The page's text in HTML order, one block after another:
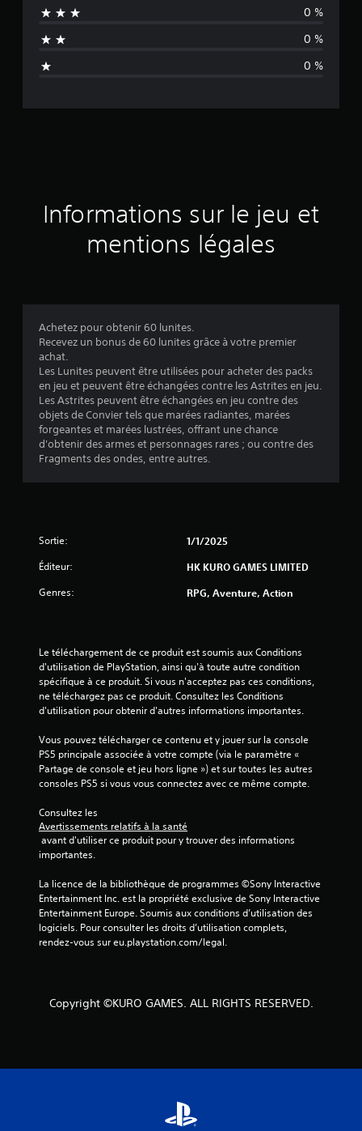
n
n
d
a
s
5
é
t
l
s
u
r
5
(
v
i
0 %
0 %
0 %
Informations sur le jeu et
mentions légales
Achetez pour obtenir 60 lunites.
Recevez un bonus de 60 lunites grâce à votre premier
achat.
Les Lunites peuvent être utilisées pour acheter des packs
en jeu et peuvent être échangées contre les Astrites en jeu.
Les Astrites peuvent être échangées en jeu contre des
objets de Convier tels que marées radiantes, marées
forgeantes et marées lustrées, offrant une chance
d'obtenir des armes et personnages rares ; ou contre des
Fragments des ondes, entre autres.
Sortie: 1/1/2025
Éditeur: HK KURO GAMES LIMITED
Genres: RPG, Aventure, Action
Le téléchargement de ce produit est soumis aux Conditions
d'utilisation de PlayStation, ainsi qu'à toute autre condition
spécifique à ce produit. Si vous n'acceptez pas ces conditions,
ne téléchargez pas ce produit. Consultez les Conditions
d'utilisation pour obtenir d'autres informations importantes.
Vous pouvez télécharger ce contenu et y jouer sur la console
PS5 principale associée à votre compte (via le paramètre «
Partage de console et jeu hors ligne ») et sur toutes les autres
consoles PS5 si vous vous connectez avec ce même compte.
Consultez les
Avertissements relatifs à la santé
importantes.
La licence de la bibliothèque de programmes ©Sony Interactive
Entertainment Inc. est la propriété exclusive de Sony Interactive
Entertainment Europe. Soumis aux conditions d’utilisation des
logiciels. Pour consulter les droits d’utilisation complets,
rendez-vous sur eu.playstation.com/legal.
Copyright ©KURO GAMES. ALL RIGHTS RESERVED.